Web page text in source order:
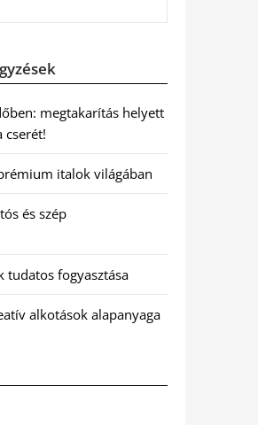
megtakarítás helyett
cserét!
italok világában
és szép
tudatos fogyasztása
alkotások alapanyaga